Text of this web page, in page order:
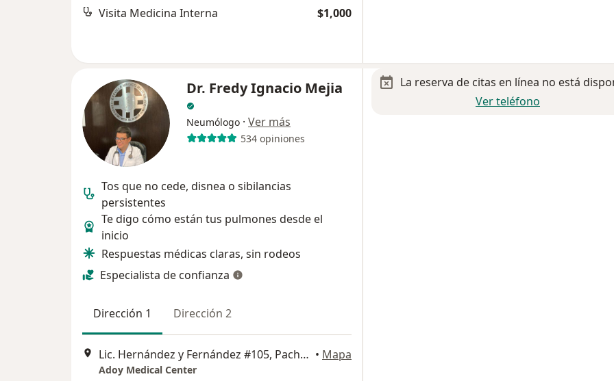
Visita Medicina Interna $1,000
Dr. Fredy Ignacio Mejia
Neumólogo · Ver más
534 opiniones
Tos que no cede, disnea o sibilancias
persistentes
Te digo cómo están tus pulmones desde el
inicio
Respuestas médicas claras, sin rodeos
Especialista de confianza
Dirección 1 Dirección 2
Lic. Hernández y Fernández #105, Pachuca • Mapa
Adoy Medical Center
La reserva de citas en línea no está
Ver teléfono